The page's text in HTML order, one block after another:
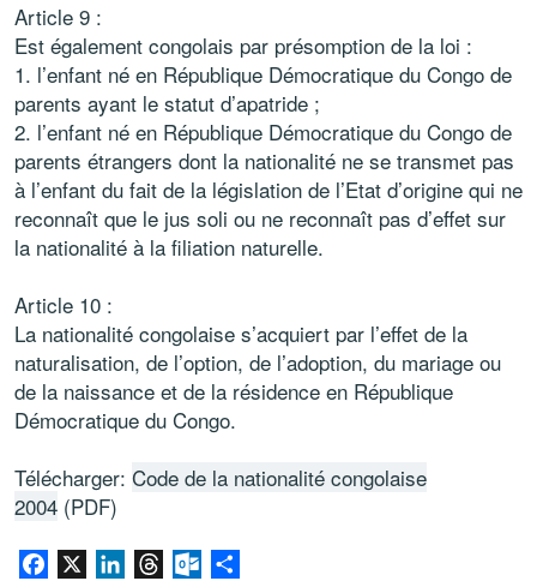
Article 9 :
Est également congolais par présomption de la loi :
1. l’enfant né en République Démocratique du Congo de
parents ayant le statut d’apatride ;
2. l’enfant né en République Démocratique du Congo de
parents étrangers dont la nationalité ne se transmet pas
à l’enfant du fait de la législation de l’Etat d’origine qui ne
reconnaît que le jus soli ou ne reconnaît pas d’effet sur
la nationalité à la filiation naturelle.
Article 10 :
La nationalité congolaise s’acquiert par l’effet de la
naturalisation, de l’option, de l’adoption, du mariage ou
de la naissance et de la résidence en République
Démocratique du Congo.
Télécharger: Code de la nationalité congolaise
2004 (PDF)
Facebook LinkedInThreadsOutlook.com